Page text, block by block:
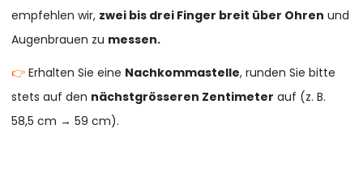
empfehlen wir, zwei bis drei Finger breit über Ohren und
Augenbrauen zu messen.
👉Erhalten Sie eine Nachkommastelle, runden Sie bitte
stets auf den nächstgrösseren Zentimeter auf (z. B.
58,5 cm → 59 cm).